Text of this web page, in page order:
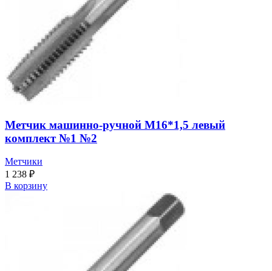
Метчик машинно-ручной М16*1,5 левый
комплект №1 №2
Метчики
1 238 ₽
В корзину